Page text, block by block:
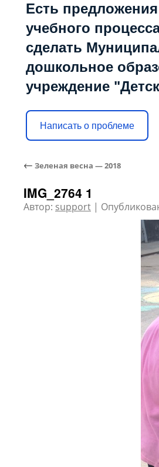
Есть
учебного
сделать
дошкольное
учреждение
Написать о проблеме
← Зеленая весна — 2018
IMG_2764 1
Автор: support |